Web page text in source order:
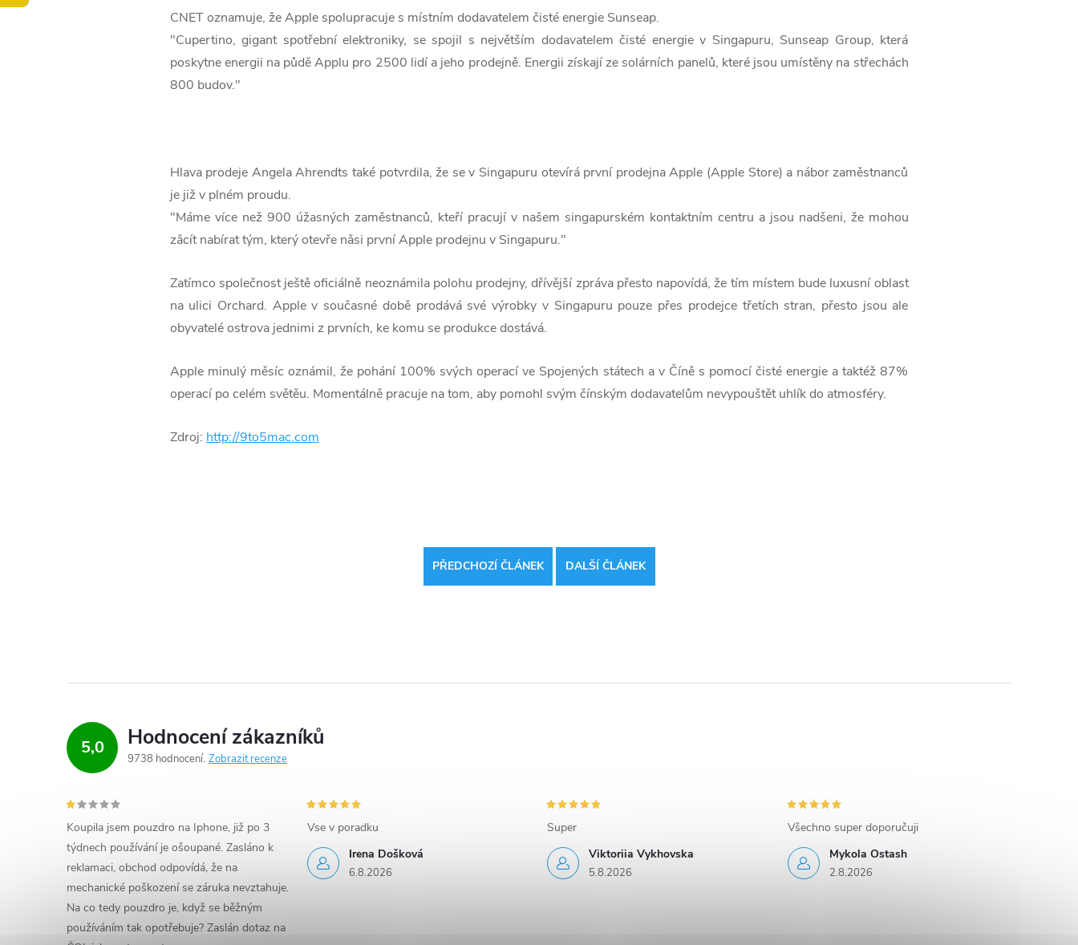
CNET oznamuje, že Apple spolupracuje s místním dodavatelem čisté energie Sunseap.
"Cupertino, gigant spotřební elektroniky, se spojil s největším dodavatelem čisté energie v Singapuru, Sunseap Group, která
poskytne energii na půdě Applu pro 2500 lidí a jeho prodejně. Energii získají ze solárních panelů, které jsou umístěny na střechách
800 budov."
Hlava prodeje Angela Ahrendts také potvrdila, že se v Singapuru otevírá první prodejna Apple (Apple Store) a nábor zaměstnanců
je již v plném proudu.
"Máme více než 900 úžasných zaměstnanců, kteří pracují v našem singapurském kontaktním centru a jsou nadšeni, že mohou
zǎcít nabírat tým, který otevře nǎsi první Apple prodejnu v Singapuru."
Zatímco společnost ještě oficiálně neoznámila polohu prodejny, dřívější zpráva přesto napovídá, že tím místem bude luxusní oblast
na ulici Orchard. Apple v současné době prodává své výrobky v Singapuru pouze přes prodejce třetích stran, přesto jsou ale
obyvatelé ostrova jednimi z prvních, ke komu se produkce dostává.
Apple minulý měsíc oznámil, že pohání 100% svých operací ve Spojených státech a v Číně s pomocí čisté energie a taktéž 87%
operací po celém světěu. Momentálně pracuje na tom, aby pomohl svým čínským dodavatelům nevypouštět uhlík do atmosféry.
Zdroj: http://9to5mac.com
PŘEDCHOZÍ ČLÁNEK DALŠÍ ČLÁNEK
5,0 Hodnocení zákazníků
9738 hodnocení Zobrazit recenze
Koupila jsem pouzdro na Iphone, již po 3
týdnech používání je ošoupané. Zasláno k
reklamaci, obchod odpovídá, že na
mechanické poškození se záruka nevztahuje.
Na co tedy pouzdro je, když se běžným
používáním tak opotřebuje? Zaslán dotaz na
Irena Došková
6.8.2026
Vse v poradku
Viktoriia Vykhovska
5.8.2026
Super
Mykola Ostash
2.8.2026
Všechno super doporučuji